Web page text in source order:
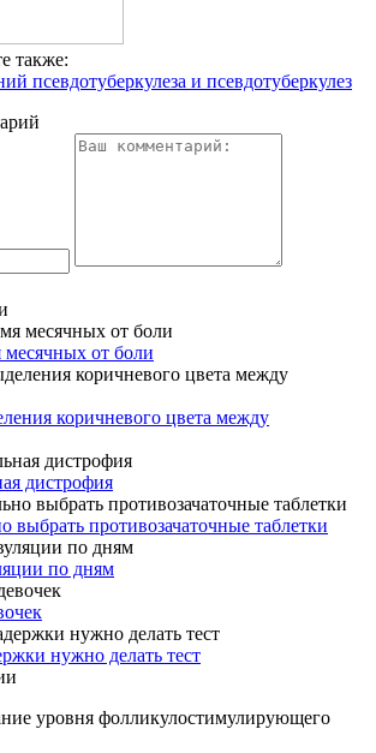
также:
псевдотуберкулеза и псевдотуберкулез
месячных от боли
коричневого цвета между
дистрофия
выбрать противозачаточные таблетки
по дням
нужно делать тест